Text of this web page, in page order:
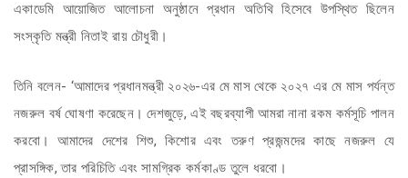
একাডেমি আয়োজিত আলোচনা অনুষ্ঠানে প্রধান অতিথি হিসেবে উপস্থিত ছিলেন
সংস্কৃতি মন্ত্রী নিতাই রায় চৌধুরী।
তিনি বলেন- ‘আমাদের প্রধানমন্ত্রী ২০২৬-এর মে মাস থেকে ২০২৭ এর মে মাস পর্যন্ত
নজরুল বর্ষ ঘোষণা করেছেন। দেশজুড়ে, এই বছরব্যাপী আমরা নানা রকম কর্মসূচি পালন
করবো। আমাদের দেশের শিশু, কিশোর এবং তরুণ প্রজন্মদের কাছে নজরুল যে
প্রাসঙ্গিক, তার পরিচিতি এবং সামগ্রিক কর্মকাণ্ড তুলে ধরবো।